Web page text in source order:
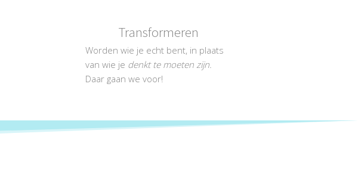
Transformeren
Worden wie je echt bent, in plaats
van wie je denkt te moeten zijn.
Daar gaan we voor!